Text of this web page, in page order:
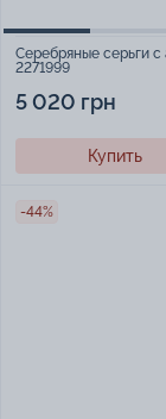
Серебряные серьги с
2271999
5 020 грн
Купить
-44%